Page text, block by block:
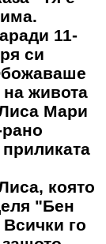
11-
си
живота
Мари
която
"Бен
го